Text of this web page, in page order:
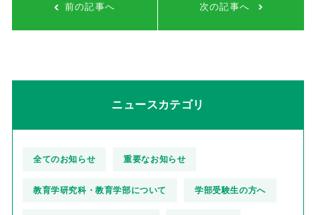
前の記事へ 次の記事へ
ニュースカテゴリ
全てのお知らせ 重要なお知らせ
教育学研究科・教育学部について 学部受験生の方へ